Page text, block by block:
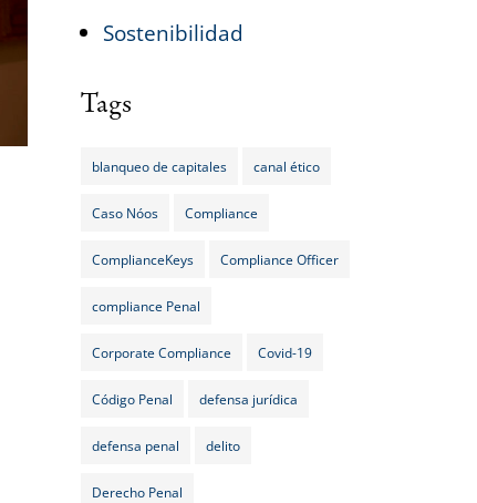
Sostenibilidad
Tags
blanqueo de capitales canal ético
Caso Nóos Compliance
ComplianceKeys Compliance Officer
compliance Penal
Corporate Compliance Covid-19
Código Penal defensa jurídica
defensa penal delito
Derecho Penal